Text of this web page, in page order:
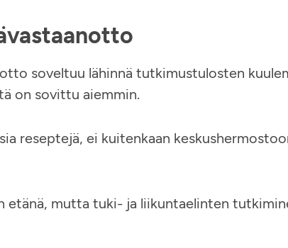
soveltuu lähinnä tutkimustulosten
on sovittu aiemmin.
reseptejä, ei kuitenkaan
etänä, mutta tuki- ja liikuntaelinten